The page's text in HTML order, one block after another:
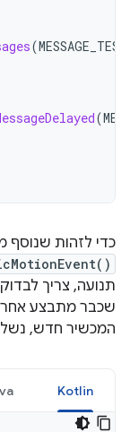
(
(
כדי לזהות שנוסף
תנועה, צריך
שכבר מתבצע
המכשיר חדש,
Kotlin